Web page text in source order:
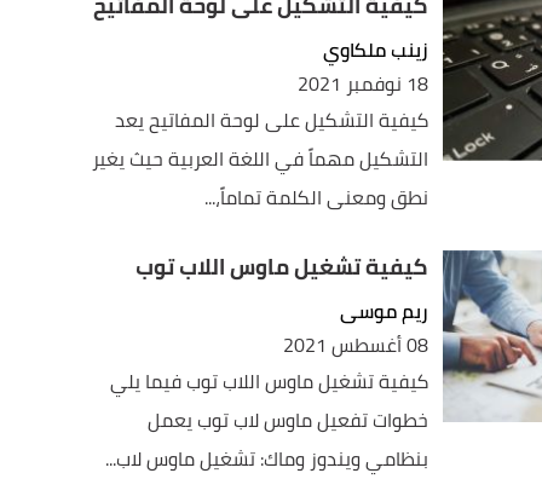
زينب ملكاوي
18 نوفمبر 2021
كيفية التشكيل على لوحة المفاتيح يعد
التشكيل مهماً في اللغة العربية حيث يغير
نطق ومعنى الكلمة تماماً،...
كيفية تشغيل ماوس اللاب توب
ريم موسى
08 أغسطس 2021
كيفية تشغيل ماوس اللاب توب فيما يلي
خطوات تفعيل ماوس لاب توب يعمل
بنظامي ويندوز وماك: تشغيل ماوس لاب...